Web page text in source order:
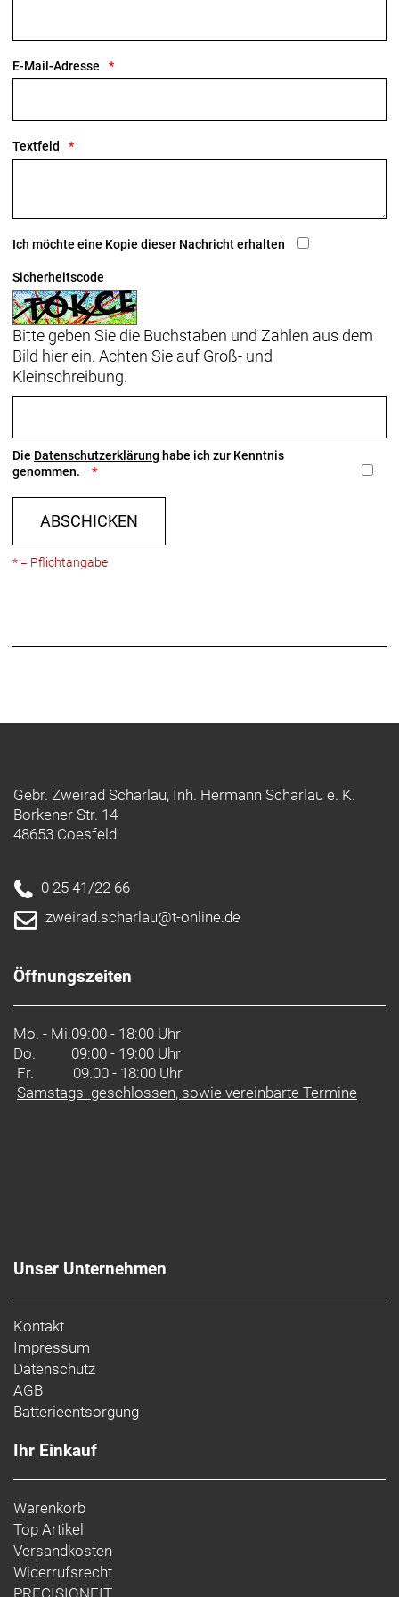
sauberen und einfachen Befestigung von Bontrager-
Magnethalterung, um auf den Trails mehr und
besser zu s
- Materialtyp: Feuchtigkeitsabführende Polster
Polycarbonate
E-Mail-Adresse
Textfeld
Ich möchte eine Kopie dieser Nachricht erhalten
Sicherheitscode
Bitte geben Sie die Buchstaben und Zahlen aus dem
Bild hier ein. Achten Sie auf Groß- und
Kleinschreibung.
Die Datenschutzerklärung habe ich zur Kenntnis
genommen.
ABSCHICKEN
* = Pflichtangabe
Gebr. Zweirad Scharlau, Inh. Hermann Scharlau e. K.
Borkener Str. 14
48653 Coesfeld
0 25 41/22 66
zweirad.scharlau@t-online.de
Öffnungszeiten
Mo. - Mi.09:00 - 18:00 Uhr
Do.
09:00 - 19:00 Uhr
Fr. 09.00 - 18:00 Uhr
Samstags geschlossen, sowie vereinbarte Termine
Unser Unternehmen
Kontakt
Impressum
Datenschutz
AGB
Batterieentsorgung
Ihr Einkauf
Warenkorb
Top Artikel
Versandkosten
Widerrufsrecht
PRECISIONFIT